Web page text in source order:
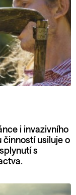
i invazivního
činností usiluje o
s